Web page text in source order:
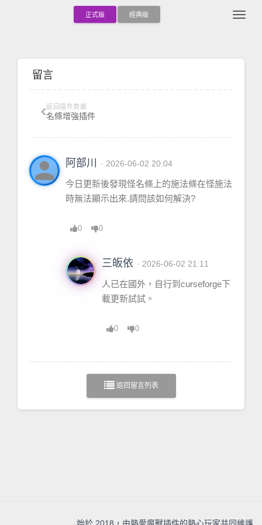
正式版 經典版
留言
返回插件頁面
名條增強插件
person 阿部川 · 2026-06-02 20:04
今日更新後發現怪名條上的施法條在怪施法
時無法顯示出來.請問該如何解決?
0 0
三皈依 · 2026-06-02 21:11
人已在國外，自行到curseforge下
載更新試試。
0 0
返回留言列表